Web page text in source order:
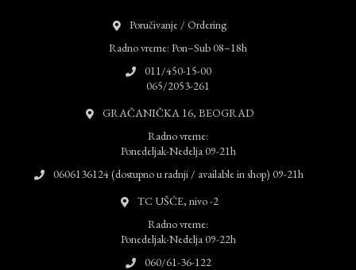
Poručivanje / Ordering
Radno vreme: Pon–Sub 08–18h
011/450-15-00
065/2053-261
GRAČANIČKA 16, BEOGRAD
Radno vreme:
Ponedeljak-Nedelja 09-21h
0606136124 (dostupno u radnji / available in shop) 09-21h
TC UŠĆE, nivo -2
Radno vreme:
Ponedeljak-Nedelja 09-22h
060/61-36-122